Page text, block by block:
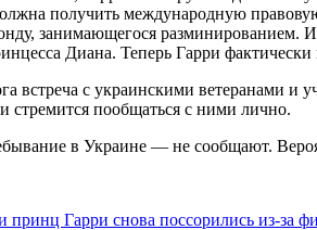
получить международную
занимающегося разминированием.
Диана. Теперь Гарри
встреча с украинскими ветеранами и
стремится пообщаться с ними лично.
в Украине — не сообщают.
Гарри снова поссорились из-за